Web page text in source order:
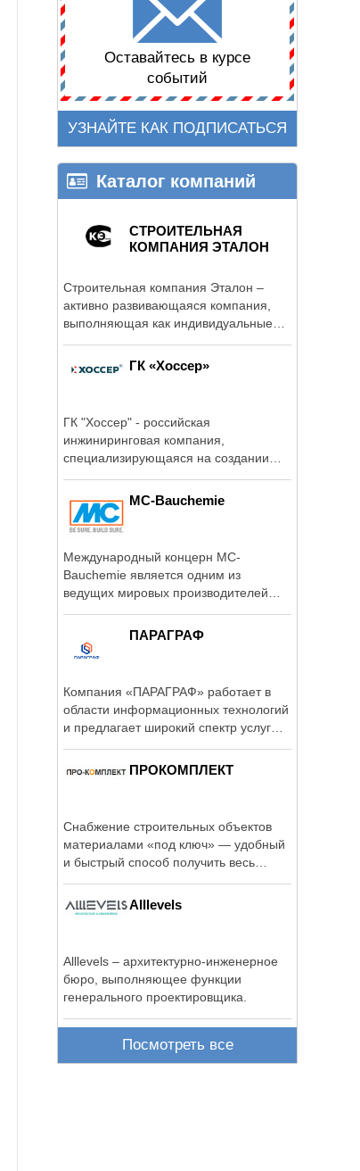
Оставайтесь в курсе
событий
УЗНАЙТЕ КАК ПОДПИСАТЬСЯ
Каталог компаний
СТРОИТЕЛЬНАЯ
КОМПАНИЯ ЭТАЛОН
Строительная компания Эталон –
активно развивающаяся компания,
выполняющая как индивидуальные
ГК «Хоссер»
ГК "Хоссер" - российская
инжиниринговая компания,
специализирующаяся на создании
MC-Bauchemie
Международный концерн MC-
Bauchemie является одним из
ведущих мировых производителей
ПАРАГРАФ
Компания «ПАРАГРАФ» работает в
области информационных технологий
и предлагает широкий спектр услуг
ПРОКОМПЛЕКТ
Снабжение строительных объектов
материалами «под ключ» — удобный
и быстрый способ получить весь
Alllevels
Alllevels – архитектурно-инженерное
бюро, выполняющее функции
генерального проектировщика.
Посмотреть все